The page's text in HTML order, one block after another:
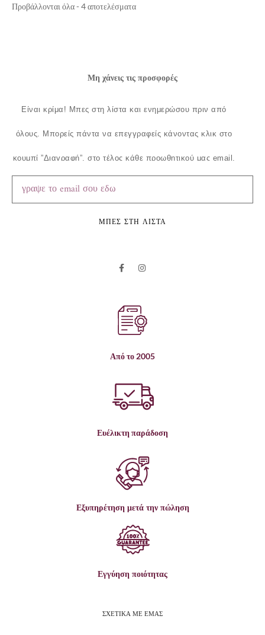
Προβάλλονται όλα - 4 αποτελέσματα
Μη χάνεις τις προσφορές
Είναι κρίμα! Μπες στη λίστα και ενημερώσου πριν από
όλους. Μπορείς πάντα να επεγγραφείς κάνοντας κλικ στο
κουμπί ”Διαγραφή”, στο τέλος κάθε προωθητικού μας email.
ΜΠΕΣ ΣΤΗ ΛΙΣΤΑ
Από το 2005
Ευέλικτη παράδοση
Εξυπηρέτηση μετά την πώληση
Εγγύηση ποιότητας
ΣΧΕΤΙΚΑ ΜΕ ΕΜΑΣ